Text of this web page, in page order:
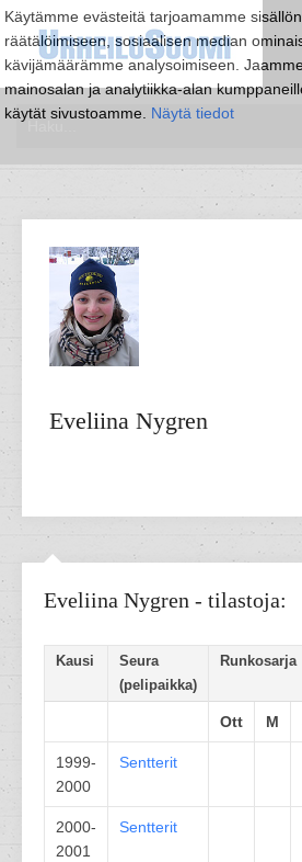
Käytämme evästeitä tarjoamamme
räätälöimiseen, sosiaalisen median
kävijämäärämme analysoimiseen.
mainosalan ja analytiikka-alan
käytät sivustoamme. Näytä tiedot
Eveliina Nygren
Eveliina Nygren - tilastoja:
Kausi
Seura
(pelipaikka)
Runkosarja
Ott M
1999-
2000
Sentterit
2000-
2001
Sentterit